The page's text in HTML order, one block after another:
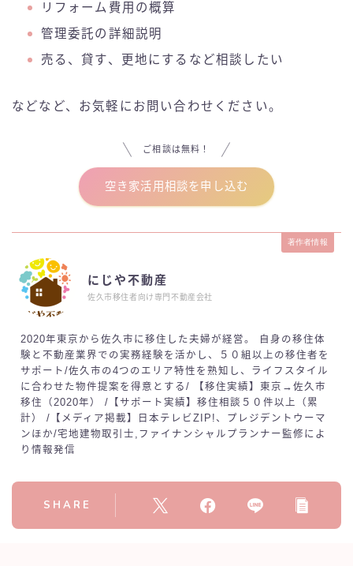
リフォーム費用の概算
管理委託の詳細説明
売る、貸す、更地にするなど相談したい
などなど、お気軽にお問い合わせください。
ご相談は無料！
空き家活用相談を申し込む
著作者情報
にじや不動産
佐久市移住者向け専門不動産会社
2020年東京から佐久市に移住した夫婦が経営。 自身の移住体
験と不動産業界での実務経験を活かし、５０組以上の移住者を
サポート/佐久市の4つのエリア特性を熟知し、ライフスタイル
に合わせた物件提案を得意とする/ 【移住実績】東京→佐久市
移住（2020年） /【サポート実績】移住相談５０件以上（累
計） /【メディア掲載】日本テレビZIP!、プレジデントウーマ
ンほか/宅地建物取引士,ファイナンシャルプランナー監修によ
り情報発信
SHARE